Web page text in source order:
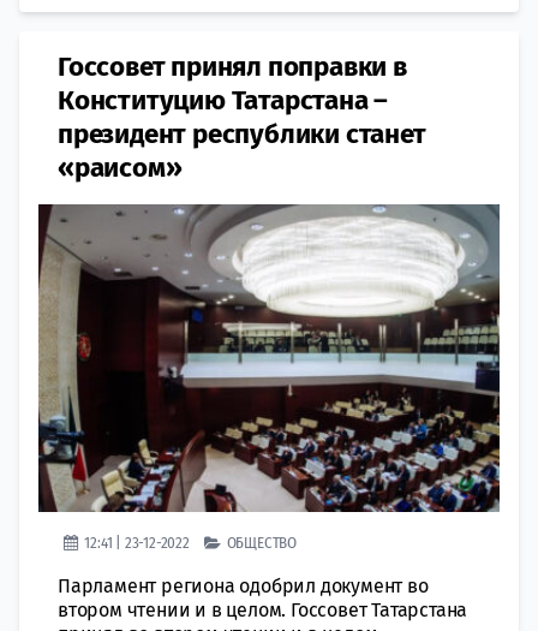
Госсовет принял поправки в
Конституцию Татарстана –
президент республики станет
«раисом»
12:41 | 23-12-2022 ОБЩЕСТВО
Парламент региона одобрил документ во
втором чтении и в целом. Госсовет Татарстана